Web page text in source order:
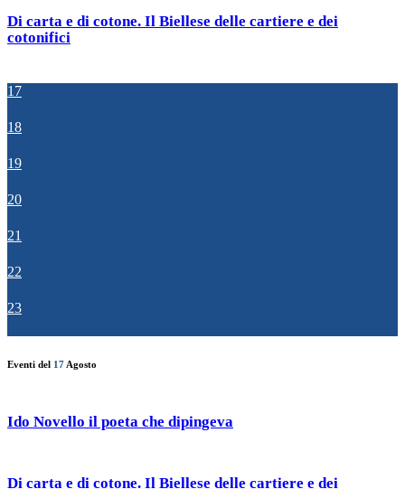
Di carta e di cotone. Il Biellese delle cartiere e dei
cotonifici
17
18
19
20
21
22
23
Eventi del 17 Agosto
Ido Novello il poeta che dipingeva
Di carta e di cotone. Il Biellese delle cartiere e dei